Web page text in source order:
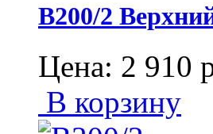
В200/2
Цена: 2 910
В корзину